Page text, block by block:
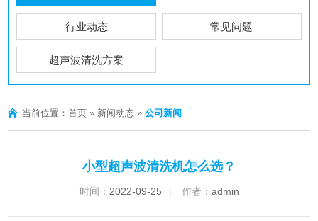
行业动态 常见问题
超声波清洗方案
当前位置：首页 » 新闻动态 »公司新闻
小型超声波清洗机怎么选？
时间： 2022-09-25 | 作者： admin